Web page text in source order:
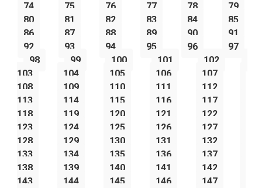
74
75 76 77 78
79
80
81 82 83 84
85
86
87 88 89 90
91
92
93 94 95 96
97
98
99 100 101
102
103
104 105 106
107
108
109 110 111
112
113
114 115 116
117
118
119 120 121
122
123
124 125 126
127
128
129 130 131
132
133
134 135 136
137
138
139 140 141
142
143
144 145 146
147